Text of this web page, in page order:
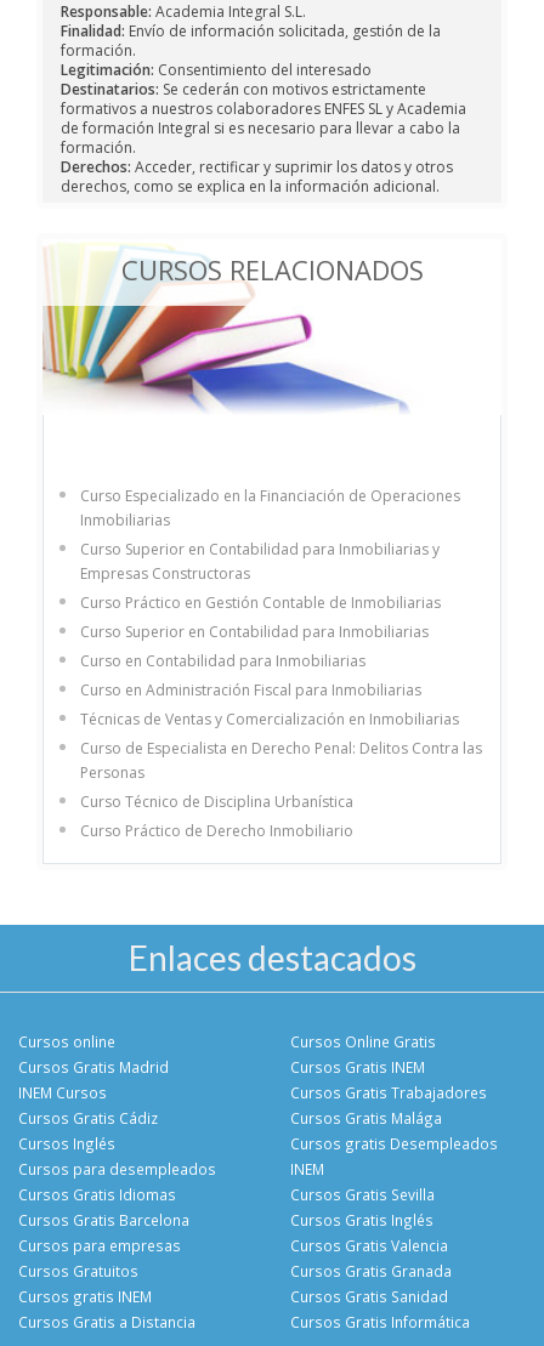
Responsable: Academia Integral S.L.
Finalidad: Envío de información solicitada, gestión de la
formación.
Legitimación: Consentimiento del interesado
Destinatarios: Se cederán con motivos estrictamente
formativos a nuestros colaboradores ENFES SL y Academia
de formación Integral si es necesario para llevar a cabo la
formación.
Derechos: Acceder, rectificar y suprimir los datos y otros
derechos, como se explica en la información adicional.
CURSOS RELACIONADOS
Curso Especializado en la Financiación de Operaciones
Inmobiliarias
Curso Superior en Contabilidad para Inmobiliarias y
Empresas Constructoras
Curso Práctico en Gestión Contable de Inmobiliarias
Curso Superior en Contabilidad para Inmobiliarias
Curso en Contabilidad para Inmobiliarias
Curso en Administración Fiscal para Inmobiliarias
Técnicas de Ventas y Comercialización en Inmobiliarias
Curso de Especialista en Derecho Penal: Delitos Contra las
Personas
Curso Técnico de Disciplina Urbanística
Curso Práctico de Derecho Inmobiliario
Enlaces destacados
Cursos online
Cursos Gratis Madrid
INEM Cursos
Cursos Gratis Cádiz
Cursos Online Gratis
Cursos Gratis INEM
Cursos Gratis Trabajadores
Cursos Gratis Malága
Cursos Inglés
Cursos para desempleados
Cursos Gratis Idiomas
Cursos Gratis Barcelona
Cursos gratis Desempleados
INEM
Cursos Gratis Sevilla
Cursos Gratis Inglés
Cursos para empresas
Cursos Gratuitos
Cursos gratis INEM
Cursos Gratis a Distancia
Cursos Gratis Valencia
Cursos Gratis Granada
Cursos Gratis Sanidad
Cursos Gratis Informática